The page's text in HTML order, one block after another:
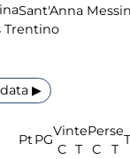
Sant'Anna
Trentino
▶
PtPG
VintePerse
C T C T